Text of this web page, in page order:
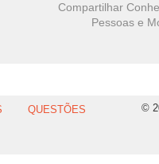
Compartilhar
Pessoas e
QUESTÕES ©